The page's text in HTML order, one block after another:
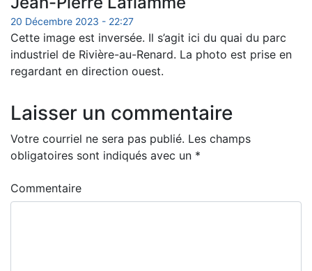
20 Décembre 2023 - 22:27
Cette image est inversée. Il s’agit ici du quai du parc
industriel de Rivière-au-Renard. La photo est prise en
regardant en direction ouest.
Laisser un commentaire
Votre courriel ne sera pas publié. Les champs
obligatoires sont indiqués avec un *
Commentaire